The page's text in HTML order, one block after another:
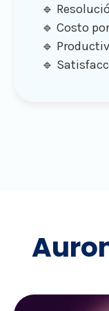
🔹
🔹 Costo
🔹
🔹